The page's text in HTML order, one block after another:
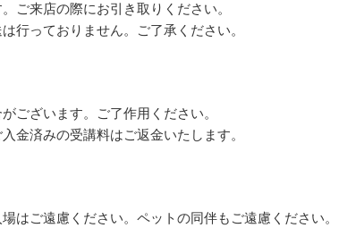
ご来店の際にお引き取りください。
行っておりません。ご了承ください。
ございます。ご了作用ください。
金済みの受講料はご返金いたします。
はご遠慮ください。ペットの同伴もご遠慮ください。